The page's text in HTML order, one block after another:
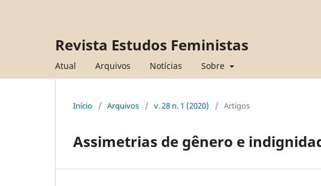
Revista Estudos Feministas
Atual Arquivos Notícias Sobre
Início / Arquivos / v. 28 n. 1 (2020) / Artigos
Assimetrias de gênero e